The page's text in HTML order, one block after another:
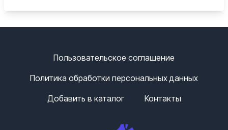
Пользовательское соглашение
Политика обработки персональных данных
Добавить в каталог
Контакты